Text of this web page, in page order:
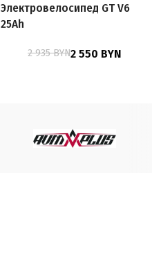
Электровелосипед GT V6
25Ah
2 935BYN2 550 BYN